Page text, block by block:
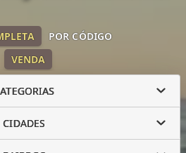
VENDA
POR CÓDIGO
CIDADES